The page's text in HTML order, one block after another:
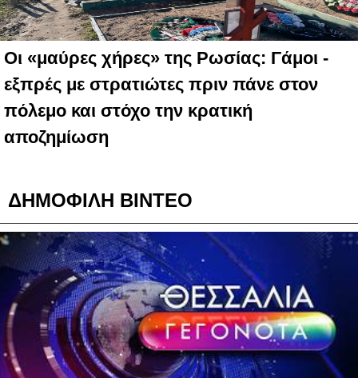
Οι «μαύρες χήρες» της Ρωσίας: Γάμοι -
εξπρές με στρατιώτες πριν πάνε στον
πόλεμο και στόχο την κρατική
αποζημίωση
ΔΗΜΟΦΙΛΗ ΒΙΝΤΕΟ